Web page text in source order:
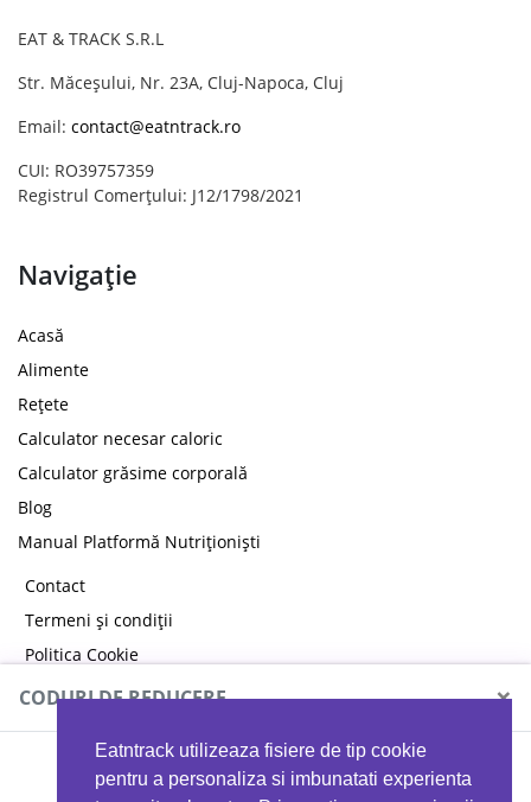
Eatntrack utilizeaza fisiere de tip cookie
pentru a personaliza si imbunatati experienta
EAT & TRACK S.R.L
Str. Măceșului, Nr. 23A, Cluj-Napoca, Cluj
Email: contact@eatntrack.ro
CUI: RO39757359
Registrul Comerțului: J12/1798/2021
Navigație
Acasă
Alimente
Rețete
Calculator necesar caloric
Calculator grăsime corporală
Blog
Manual Platformă Nutriționiști
Contact
Termeni și condiții
Politica Cookie
Politica de confidențialitate
CODURI DE REDUCERE ×
MYPROTEIN